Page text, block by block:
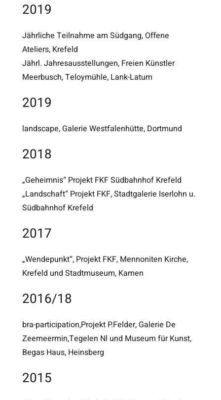
2019
Jährliche Teilnahme am Südgang, Offene
Ateliers, Krefeld
Jährl. Jahresausstellungen, Freien Künstler
Meerbusch, Teloymühle, Lank-Latum
2019
landscape, Galerie Westfalenhütte, Dortmund
2018
„Geheimnis“ Projekt FKF Südbahnhof Krefeld
„Landschaft“ Projekt FKF, Stadtgalerie Iserlohn u.
Südbahnhof Krefeld
2017
„Wendepunkt“, Projekt FKF, Mennoniten Kirche,
Krefeld und Stadtmuseum, Kamen
2016/18
bra-participation,Projekt P.Felder, Galerie De
Zeemeermin,Tegelen Nl und Museum für Kunst,
Begas Haus, Heinsberg
2015